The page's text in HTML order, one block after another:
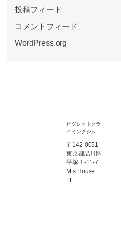
投稿フィード
コメントフィード
WordPress.org
ピグレットクラ
イミングジム
〒142-0051
東京都品川区
平塚１-11-7
M’s House
1F